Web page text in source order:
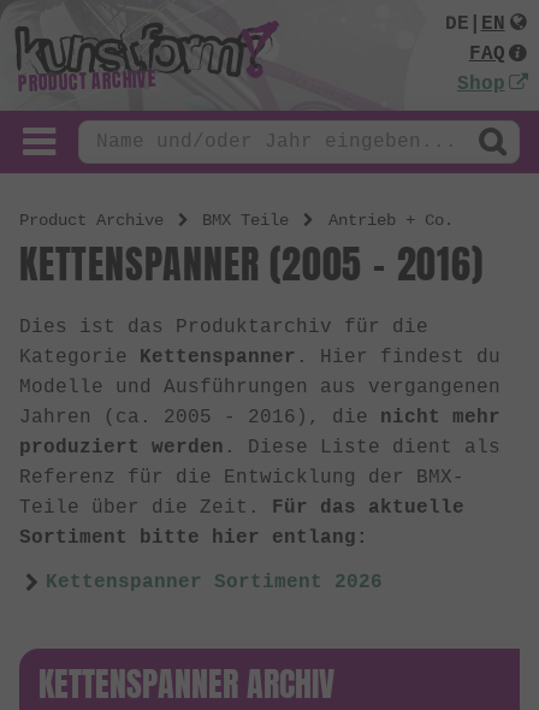
PRODUCT ARCHIVE
DE
EN
FAQ
Shop
Product Archive BMX Teile Antrieb + Co.
KETTENSPANNER (2005 - 2016)
Dies ist das Produktarchiv für die
Kategorie Kettenspanner . Hier findest du
Modelle und Ausführungen aus vergangenen
Jahren (ca. 2005 - 2016), die nicht mehr
produziert werden . Diese Liste dient als
Referenz für die Entwicklung der BMX-
Teile über die Zeit. Für das aktuelle
Sortiment bitte hier entlang:
Kettenspanner Sortiment 2026
KETTENSPANNER ARCHIV